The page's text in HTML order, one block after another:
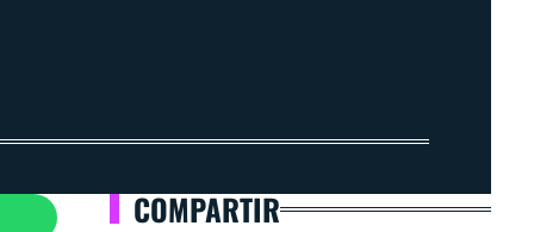
COMPARTIR